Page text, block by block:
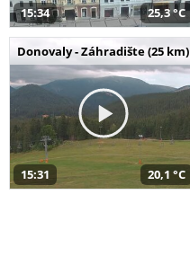
15:34 25,3 °C
Donovaly - Záhradište (25 km)
15:31 20,1 °C